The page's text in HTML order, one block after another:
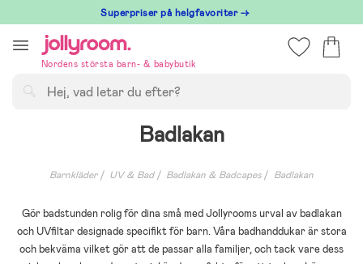
till
innehållet
Superpriser på helgfavoriter →
Nordens största barn- & babybutik
Badlakan
Barnkläder UV & Bad Badlakan & Badcapes Badlakan
Gör badstunden rolig för dina små med Jollyrooms urval av badlakan
och UVfiltar designade specifikt för barn. Våra badhanddukar är stora
och bekväma vilket gör att de passar alla familjer, och tack vare dess